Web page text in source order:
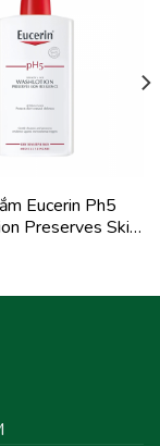
Eucerin Ph5
Preserves Skin